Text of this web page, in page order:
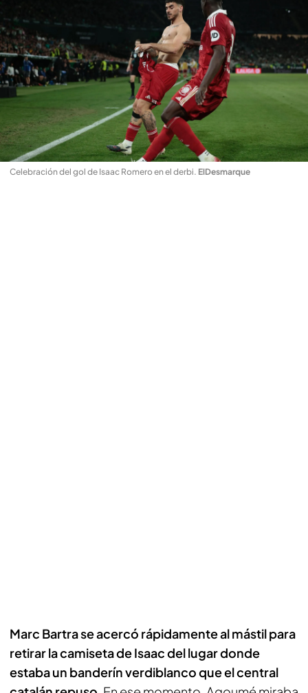
Celebración del gol de Isaac Romero en el derbi. ElDesmarque
Marc Bartra se acercó rápidamente al mástil para
retirar la camiseta de Isaac del lugar donde
estaba un banderín verdiblanco que el central